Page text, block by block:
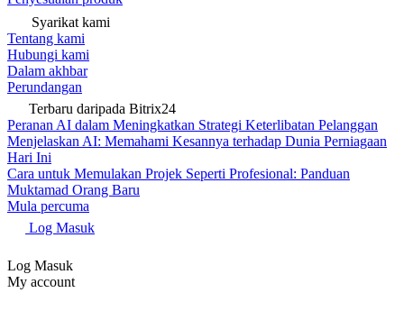
Syarikat kami
Tentang kami
Hubungi kami
Dalam akhbar
Perundangan
Terbaru daripada Bitrix24
Peranan AI dalam Meningkatkan Strategi Keterlibatan Pelanggan
Menjelaskan AI: Memahami Kesannya terhadap Dunia Perniagaan
Hari Ini
Cara untuk Memulakan Projek Seperti Profesional: Panduan
Muktamad Orang Baru
Mula percuma
Log Masuk
Log Masuk
My account